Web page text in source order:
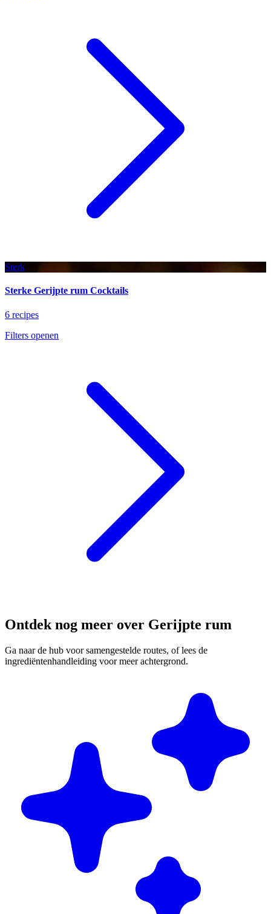
Sterk
Sterke Gerijpte rum Cocktails
6 recipes
Filters openen
Ontdek nog meer over Gerijpte rum
Ga naar de hub voor samengestelde routes, of lees de
ingrediëntenhandleiding voor meer achtergrond.